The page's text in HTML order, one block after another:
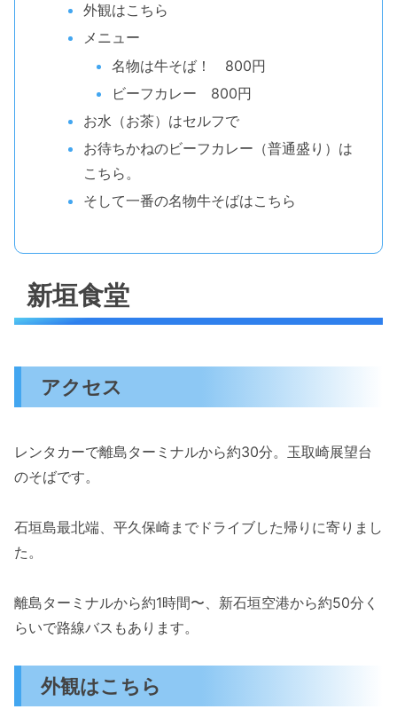
外観はこちら
メニュー
名物は牛そば！ 800円
ビーフカレー 800円
お水（お茶）はセルフで
お待ちかねのビーフカレー（普通盛り）は
こちら。
そして一番の名物牛そばはこちら
新垣食堂
アクセス
レンタカーで離島ターミナルから約30分。玉取崎展望台
のそばです。
石垣島最北端、平久保崎までドライブした帰りに寄りまし
た。
離島ターミナルから約1時間〜、新石垣空港から約50分く
らいで路線バスもあります。
外観はこちら